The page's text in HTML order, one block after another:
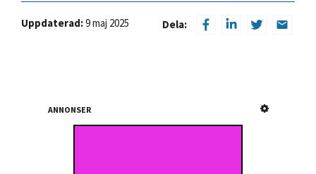
Uppdaterad:9 maj 2025 Dela:
ANNONSER